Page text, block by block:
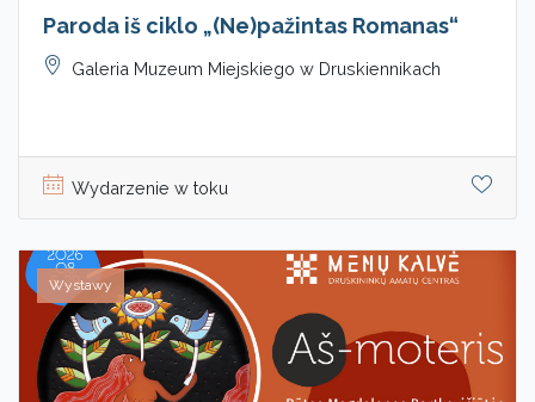
Paroda iš ciklo „(Ne)pažintas Romanas“
Galeria Muzeum Miejskiego w Druskiennikach
Wydarzenie w toku
Wystawy